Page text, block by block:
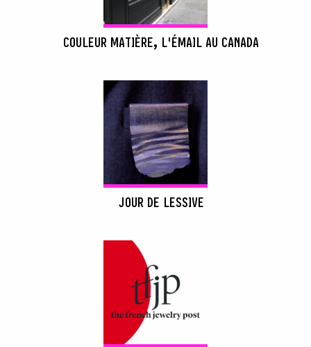
COULEUR MATIÈRE, L'ÉMAIL AU CANADA
JOUR DE LESSIVE